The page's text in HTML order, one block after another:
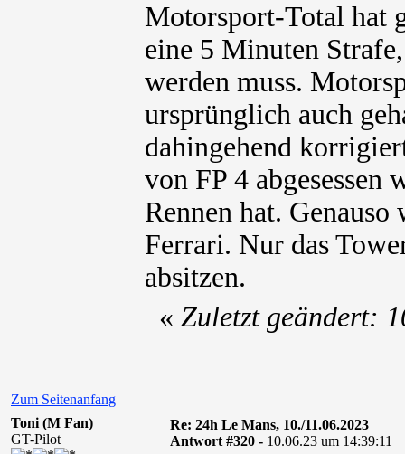
Motorsport-Total hat
eine 5 Minuten
werden muss.
ursprünglich auch
dahingehend
von FP 4 abgesessen
Rennen hat.
Ferrari. Nur das
absitzen.
Zum Seitenanfang
« Zuletzt geändert:
Toni (M Fan)
GT-Pilot
Re: 24h Le Mans, 10./11.06.2023
Antwort #320 - 10.06.23 um 14:39:11